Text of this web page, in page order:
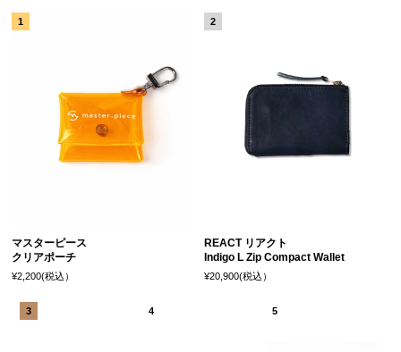
マスターピース
クリアポーチ
¥2,200(税込）
REACT リアクト
Indigo L Zip Compact Wallet
¥20,900(税込）